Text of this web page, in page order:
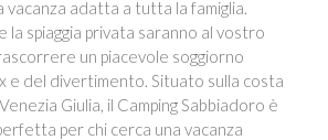
vacanza adatta a tutta la famiglia.
la spiaggia privata saranno al vostro
un piacevole soggiorno
e del divertimento. Situato sulla costa
Giulia, il Camping Sabbiadoro è
per chi cerca una vacanza